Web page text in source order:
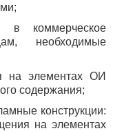
в коммерческое
необходимые
на элементах ОИ
содержания;
конструкции:
на элементах